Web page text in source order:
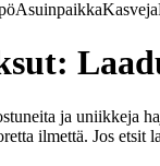
AsuinpaikkaKasveja
ja uniikkeja
ilmettä. Jos etsit